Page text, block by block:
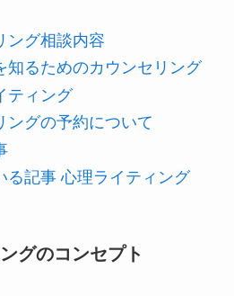
ング相談内容
知るためのカウンセリング
ティング
ングの予約について
る記事 心理ライティング
グのコンセプト